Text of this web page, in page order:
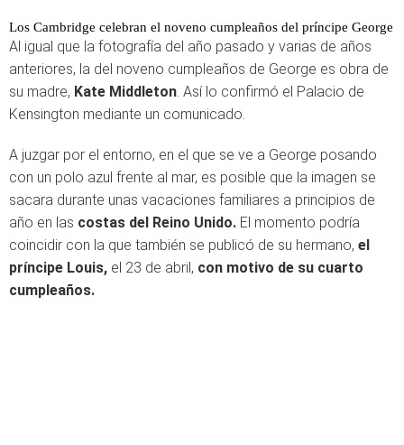
Los Cambridge celebran el noveno cumpleaños del príncipe George
Al igual que la fotografía del año pasado y varias de años
anteriores, la del noveno cumpleaños de George es obra de
su madre, Kate Middleton. Así lo confirmó el Palacio de
Kensington mediante un comunicado.
A juzgar por el entorno, en el que se ve a George posando
con un polo azul frente al mar, es posible que la imagen se
sacara durante unas vacaciones familiares a principios de
año en las costas del Reino Unido. El momento podría
coincidir con la que también se publicó de su hermano, el
príncipe Louis, el 23 de abril, con motivo de su cuarto
cumpleaños.